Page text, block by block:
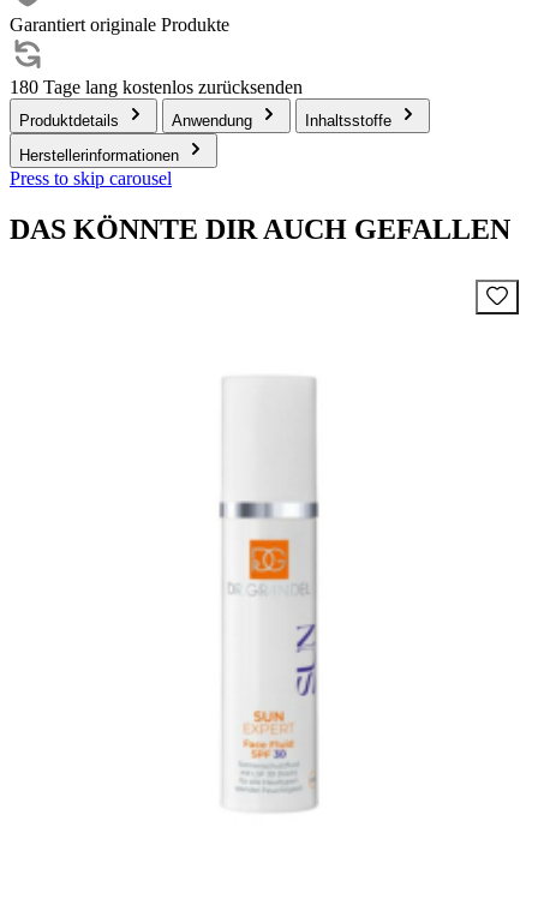
Garantiert originale Produkte
180 Tage lang kostenlos zurücksenden
Produktdetails Anwendung
Inhaltsstoffe
Herstellerinformationen
Press to skip carousel
DAS KÖNNTE DIR AUCH GEFALLEN